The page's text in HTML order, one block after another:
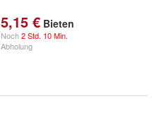
5,15 € Bieten
Noch2 Std. 10 Min.
Abholung